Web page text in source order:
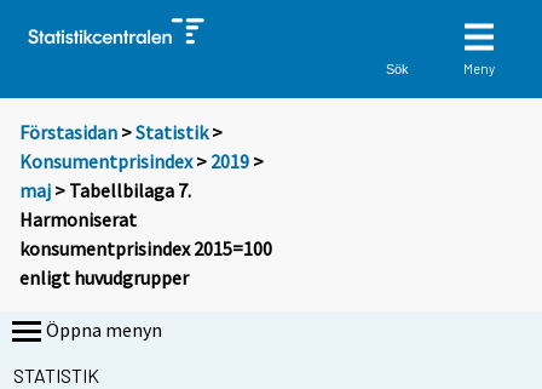
Sök Meny
Förstasidan >Statistik >
Konsumentprisindex> 2019 >
maj > Tabellbilaga 7.
Harmoniserat
konsumentprisindex 2015=100
enligt huvudgrupper
Öppna menyn
STATISTIK